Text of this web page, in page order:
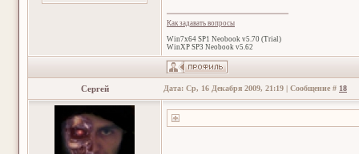
Как задавать вопросы
Win7x64 SP1 Neobook v5.70 (Trial)
WinXP SP3 Neobook v5.62
Сергей Дата: Ср, 16 Декабря 2009, 21:19 | Сообщение # 18